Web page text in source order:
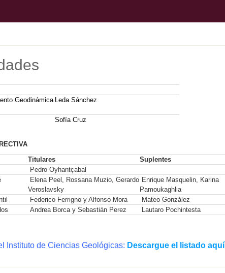
Geodinámica Leda Sánchez
Sofía Cruz
Titulares
Suplentes
Pedro Oyhantçabal
Elena Peel, Rossana Muzio, Gerardo
Veroslavsky
Enrique Masquelin, Karina
Pamoukaghlia
Federico Ferrigno y Alfonso Mora
Mateo González
Andrea Borca y Sebastián Perez Lautaro Pochintesta
Instituto de Ciencias Geológicas: Descargue el listado aquí